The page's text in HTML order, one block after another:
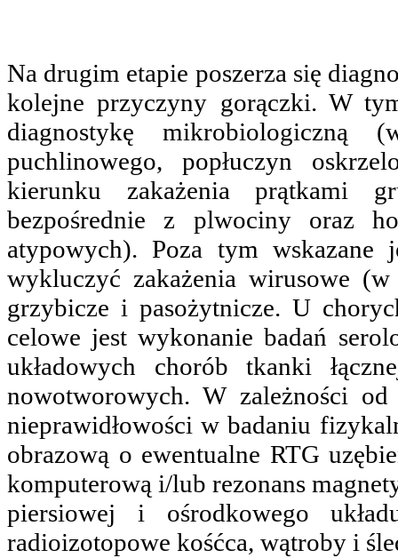
Na drugim etapie poszerza się
kolejne przyczyny gorączki. W
diagnostykę mikrobiologiczną
puchlinowego, popłuczyn
kierunku zakażenia prątkami
bezpośrednie z plwociny oraz
atypowych). Poza tym wskazane
wykluczyć zakażenia wirusowe
grzybicze i pasożytnicze. U
celowe jest wykonanie badań
układowych chorób tkanki
nowotworowych. W zależności od
nieprawidłowości w badaniu
obrazową o ewentualne RTG
komputerową i/lub rezonans
piersiowej i ośrodkowego
radioizotopowe kośćca, wątroby i